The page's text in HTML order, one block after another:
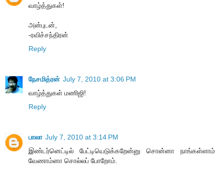
வாழ்த்துகள்!
அன்புடன்,
-ரவிச்சந்திரன்
Reply
நேசமித்ரன் July 7, 2010 at 3:06 PM
வாழ்த்துகள் மணிஜி!
Reply
பாலா July 7, 2010 at 3:14 PM
இண்டர்னெட்டில் பேட்டியெடுக்கறேன்னு சொன்னா நாங்கள்ளாம்
வேணாம்னா சொல்லப் போறோம்.